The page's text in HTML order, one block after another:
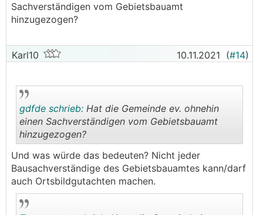
Sachverständigen vom Gebietsbauamt
hinzugezogen?
Karl10 10.11.2021 (#14)
..
gdfde schrieb: Hat die Gemeinde ev. ohnehin
einen Sachverständigen vom Gebietsbauamt
hinzugezogen?
Und was würde das bedeuten? Nicht jeder
Bausachverständige des Gebietsbauamtes kann/darf
auch Ortsbildgutachten machen.